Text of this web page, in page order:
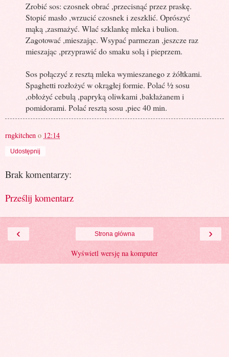
Zrobić sos: czosnek obrać ,przecisnąć przez praskę.
Stopić masło ,wrzucić czosnek i zeszklić. Oprószyć
mąką ,zasmażyć. Wlać szklankę mleka i bulion.
Zagotować ,mieszając. Wsypać parmezan ,jeszcze raz
mieszając ,przyprawić do smaku solą i pieprzem.
Sos połączyć z resztą mleka wymieszanego z żółtkami.
Spaghetti rozłożyć w okrągłej formie. Polać ½ sosu
,obłożyć cebulą ,papryką oliwkami ,bakłażanem i
pomidorami. Polać resztą sosu ,piec 40 min.
rngkitchen o 12:14
Udostępnij
Brak komentarzy:
Prześlij komentarz
‹ ›
Strona główna
Wyświetl wersję na komputer